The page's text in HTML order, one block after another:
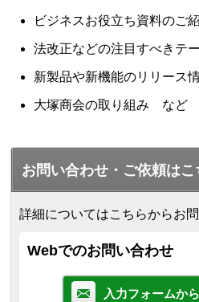
ビジネスお役立ち資料のご
法改正などの注目すべきテ
新製品や新機能のリリース
大塚商会の取り組み など
お問い合わせ・ご依頼はこ
詳細についてはこちらからお
Webでのお問い合わせ
入力フォームか